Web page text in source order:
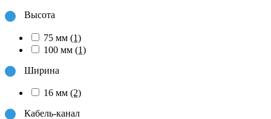
Высота
75 мм (1)
100 мм (1)
Ширина
16 мм (2)
Кабель-канал